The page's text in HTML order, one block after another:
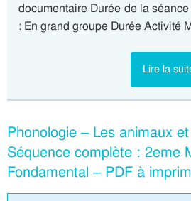
documentaire Durée de la
: En grand groupe Durée Activité
Lire la
Phonologie – Les animaux
Séquence complète : 2eme
Fondamental – PDF à